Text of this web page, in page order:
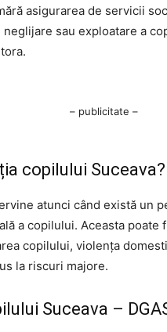
asigurarea de servicii
sau exploatare a
– publicitate –
copilului Suceava?
atunci când există un
a copilului. Aceasta poate
copilului, violența
la riscuri majore.
Suceava –